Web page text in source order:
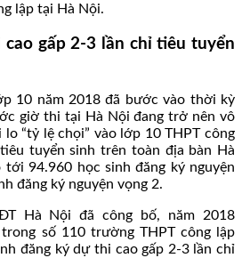
lập tại Hà Nội.
cao gấp 2-3 lần chỉ tiêu tuyển
10 năm 2018 đã bước vào thời kỳ
giờ thi tại Hà Nội đang trở nên vô
“tỷ lệ chọi” vào lớp 10 THPT công
tuyển sinh trên toàn địa bàn Hà
94.960 học sinh đăng ký nguyện
đăng ký nguyện vọng 2.
Hà Nội đã công bố, năm 2018
số 110 trường THPT công lập
đăng ký dự thi cao gấp 2-3 lần chỉ